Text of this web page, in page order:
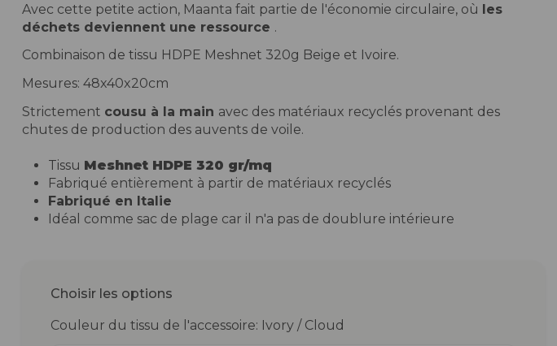
Avec cette petite action, Maanta fait partie de l'économie circulaire, où les
déchets deviennent une ressource .
Combinaison de tissu HDPE Meshnet 320g Beige et Ivoire.
Mesures: 48x40x20cm
Strictement cousu à la main avec des matériaux recyclés provenant des
chutes de production des auvents de voile.
Tissu Meshnet HDPE 320 gr/mq
Fabriqué entièrement à partir de matériaux recyclés
Fabriqué en Italie
Idéal comme sac de plage car il n'a pas de doublure intérieure
Choisir les options
Couleur du tissu de l'accessoire: Ivory / Cloud